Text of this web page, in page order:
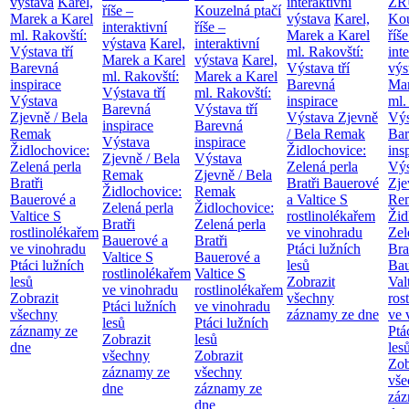
Marek a Karel
ml. Rakovští:
Výstava tří
Barevná
inspirace
Výstava
Zjevně / Bela
Remak
Židlochovice:
Zelená perla
Bratři
Bauerové a
Valtice S
rostlinolékařem
ve vinohradu
Ptáci lužních
lesů
Zobrazit
všechny
záznamy ze
dne
říše –
interaktivní
výstava Karel,
Marek a Karel
ml. Rakovští:
Výstava tří
Barevná
inspirace
Výstava
Zjevně / Bela
Remak
Židlochovice:
Zelená perla
Bratři
Bauerové a
Valtice S
rostlinolékařem
ve vinohradu
Ptáci lužních
lesů
Zobrazit
všechny
záznamy ze
dne
Kouzelná ptačí
říše –
interaktivní
výstava Karel,
Marek a Karel
ml. Rakovští:
Výstava tří
Barevná
inspirace
Výstava
Zjevně / Bela
Remak
Židlochovice:
Zelená perla
Bratři
Bauerové a
Valtice S
rostlinolékařem
ve vinohradu
Ptáci lužních
lesů
Zobrazit
všechny
záznamy ze
dne
výstava Karel,
Marek a Karel
ml. Rakovští:
Výstava tří
Barevná
inspirace
Výstava Zjevně
/ Bela Remak
Židlochovice:
Zelená perla
Bratři Bauerové
a Valtice S
rostlinolékařem
ve vinohradu
Ptáci lužních
lesů
Zobrazit
všechny
záznamy ze dne
ml.
ve